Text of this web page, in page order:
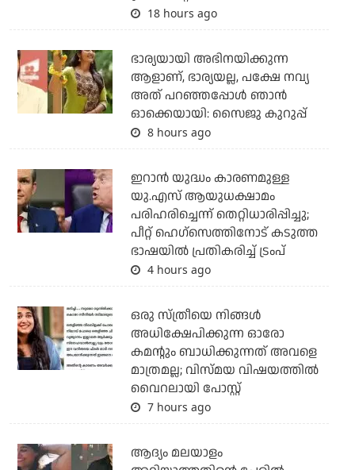
18 hours ago
ഭാര്യയായി അഭിനയിക്കുന്ന
ആളാണ്, ഭാര്യയല്ല, പക്ഷേ നവ്യ
അത് പറഞ്ഞപ്പോള്‍ ഞാന്‍
ഓക്കെയായി: സൈജു കുറുപ്പ്
8 hours ago
ഇറാന്‍ യുദ്ധം കാരണമുള്ള
യു.എസ് ആയുധക്ഷാമം
പരിഹരിച്ചെന്ന് തെറ്റിധാരിപ്പിച്ചു;
പീറ്റ് ഹെഗ്‌സെത്തിനോട് കടുത്ത
ഭാഷയില്‍ പ്രതികരിച്ച് ട്രംപ്
4 hours ago
ഒരു സ്ത്രീയെ നിങ്ങള്‍
അധിക്ഷേപിക്കുന്ന ഓരോ
കമന്റും ബാധിക്കുന്നത് അവളെ
മാത്രമല്ല; വിസ്മയ വിഷയത്തില്‍
വൈറലായി പോസ്റ്റ്
7 hours ago
ആദ്യം മലയാളം